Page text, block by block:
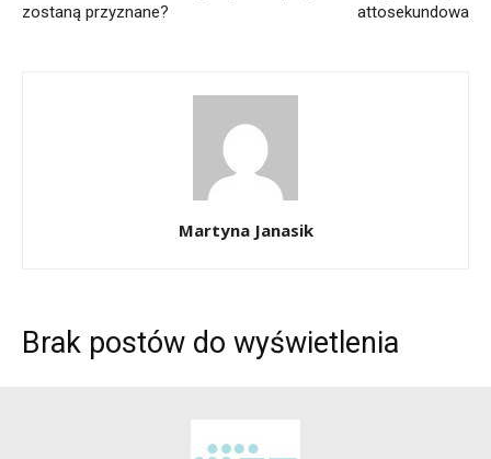
zostaną przyznane?
attosekundowa
Martyna Janasik
Brak postów do wyświetlenia